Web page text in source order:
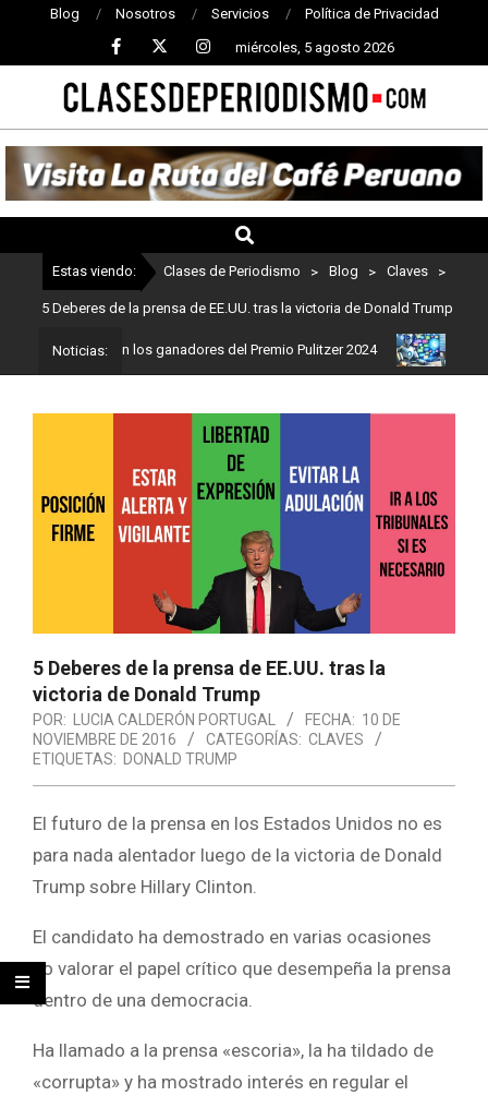
Blog Nosotros Servicios Política de Privacidad
miércoles, 5 agosto 2026
CLASES
DE
PERIODISMO
Estas viendo: Clases de Periodismo > Blog > Claves >
5 Deberes de la prensa de EE.UU. tras la victoria de Donald Trump
Noticias:
Estos son los ganadores del Premio Pulitzer 2024
5 Deberes de la prensa de EE.UU. tras la
victoria de Donald Trump
POR: LUCIA CALDERÓN PORTUGAL FECHA: 10 DE
NOVIEMBRE DE 2016
CATEGORÍAS: CLAVES
ETIQUETAS: DONALD TRUMP
El futuro de la prensa en los Estados Unidos no es
para nada alentador luego de la victoria de Donald
Trump sobre Hillary Clinton.
El candidato ha demostrado en varias ocasiones
no valorar el papel crítico que desempeña la prensa
dentro de una democracia.
Ha llamado a la prensa «escoria», la ha tildado de
«corrupta» y ha mostrado interés en regular el